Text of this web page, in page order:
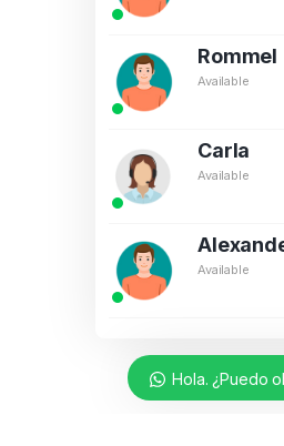
Rommel
Available
Carla
Available
Available
Hola. ¿Puedo